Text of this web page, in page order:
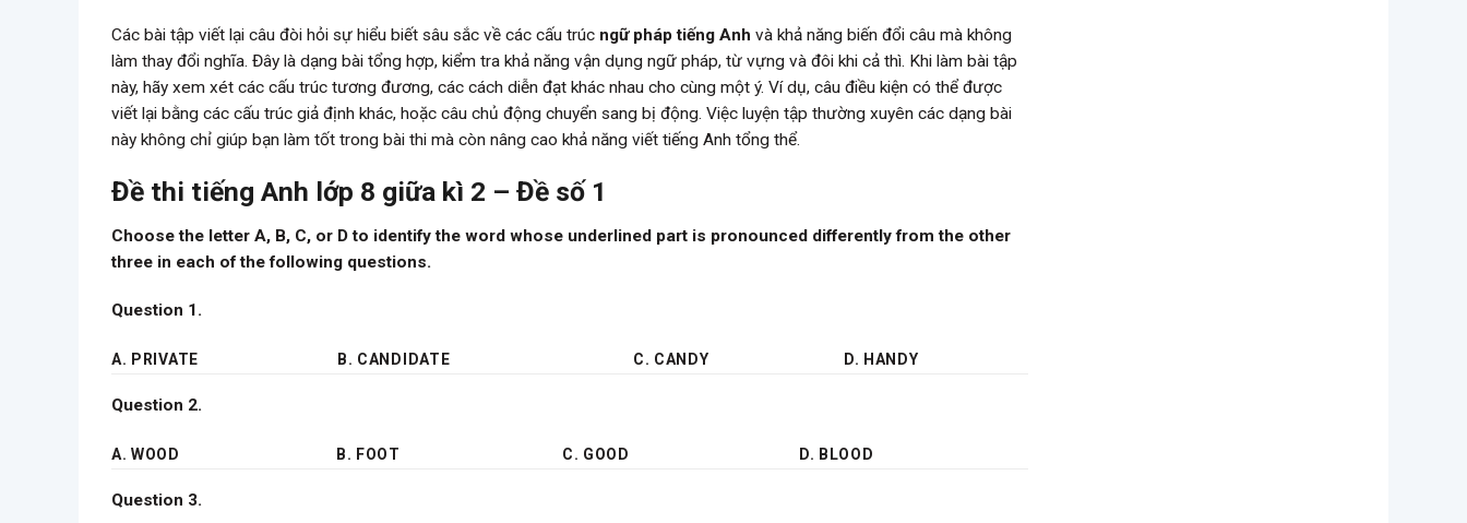
Các bài tập viết lại câu đòi hỏi sự hiểu biết sâu sắc về các cấu trúc ngữ pháp tiếng Anh và khả năng biến đổi câu mà không
làm thay đổi nghĩa. Đây là dạng bài tổng hợp, kiểm tra khả năng vận dụng ngữ pháp, từ vựng và đôi khi cả thì. Khi làm bài tập
này, hãy xem xét các cấu trúc tương đương, các cách diễn đạt khác nhau cho cùng một ý. Ví dụ, câu điều kiện có thể được
viết lại bằng các cấu trúc giả định khác, hoặc câu chủ động chuyển sang bị động. Việc luyện tập thường xuyên các dạng bài
này không chỉ giúp bạn làm tốt trong bài thi mà còn nâng cao khả năng viết tiếng Anh tổng thể.
Đề thi tiếng Anh lớp 8 giữa kì 2 – Đề số 1
Choose the letter A, B, C, or D to identify the word whose underlined part is pronounced differently from the other
three in each of the following questions.
Question 1.
A. PRIVATE B. CANDIDATE C. CANDY D. HANDY
Question 2.
A. WOOD B. FOOT C. GOOD D. BLOOD
Question 3.